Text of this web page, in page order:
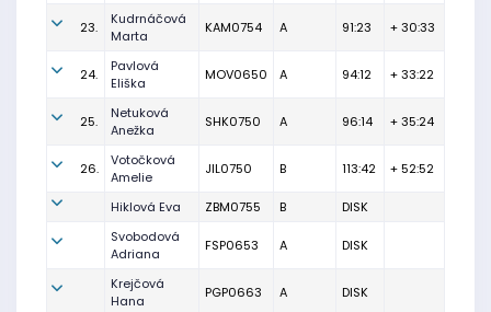
23.
Kudrnáčová
Marta
KAM0754 A 91:23 + 30:33
24.
Pavlová
Eliška
MOV0650 A 94:12 + 33:22
25.
Netuková
Anežka
SHK0750 A 96:14 + 35:24
26.
Votočková
Amelie
JIL0750 B 113:42 + 52:52
Hiklová Eva ZBM0755 B
DISK
Svobodová
Adriana
FSP0653 A DISK
Krejčová
Hana
PGP0663 A DISK